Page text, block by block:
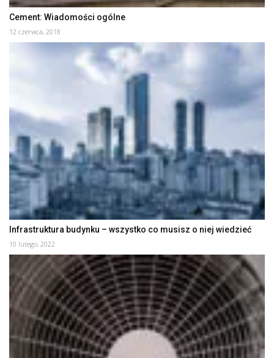
Cement: Wiadomości ogólne
12 czerwca, 2018
Infrastruktura budynku – wszystko co musisz o niej wiedzieć
10 lutego, 2022